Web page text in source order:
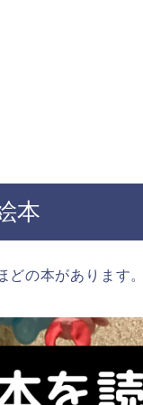
本
どの本があります